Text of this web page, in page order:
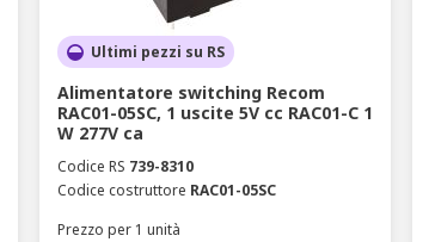
Ultimi pezzi su RS
Alimentatore switching Recom
RAC01-05SC, 1 uscite 5V cc RAC01-C 1
W 277V ca
Codice RS 739-8310
Codice costruttore RAC01-05SC
Prezzo per 1 unità